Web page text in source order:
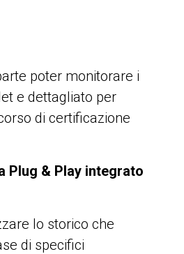
poter monitorare i
e dettagliato per
di certificazione
Plug & Play integrato
lo storico che
di specifici